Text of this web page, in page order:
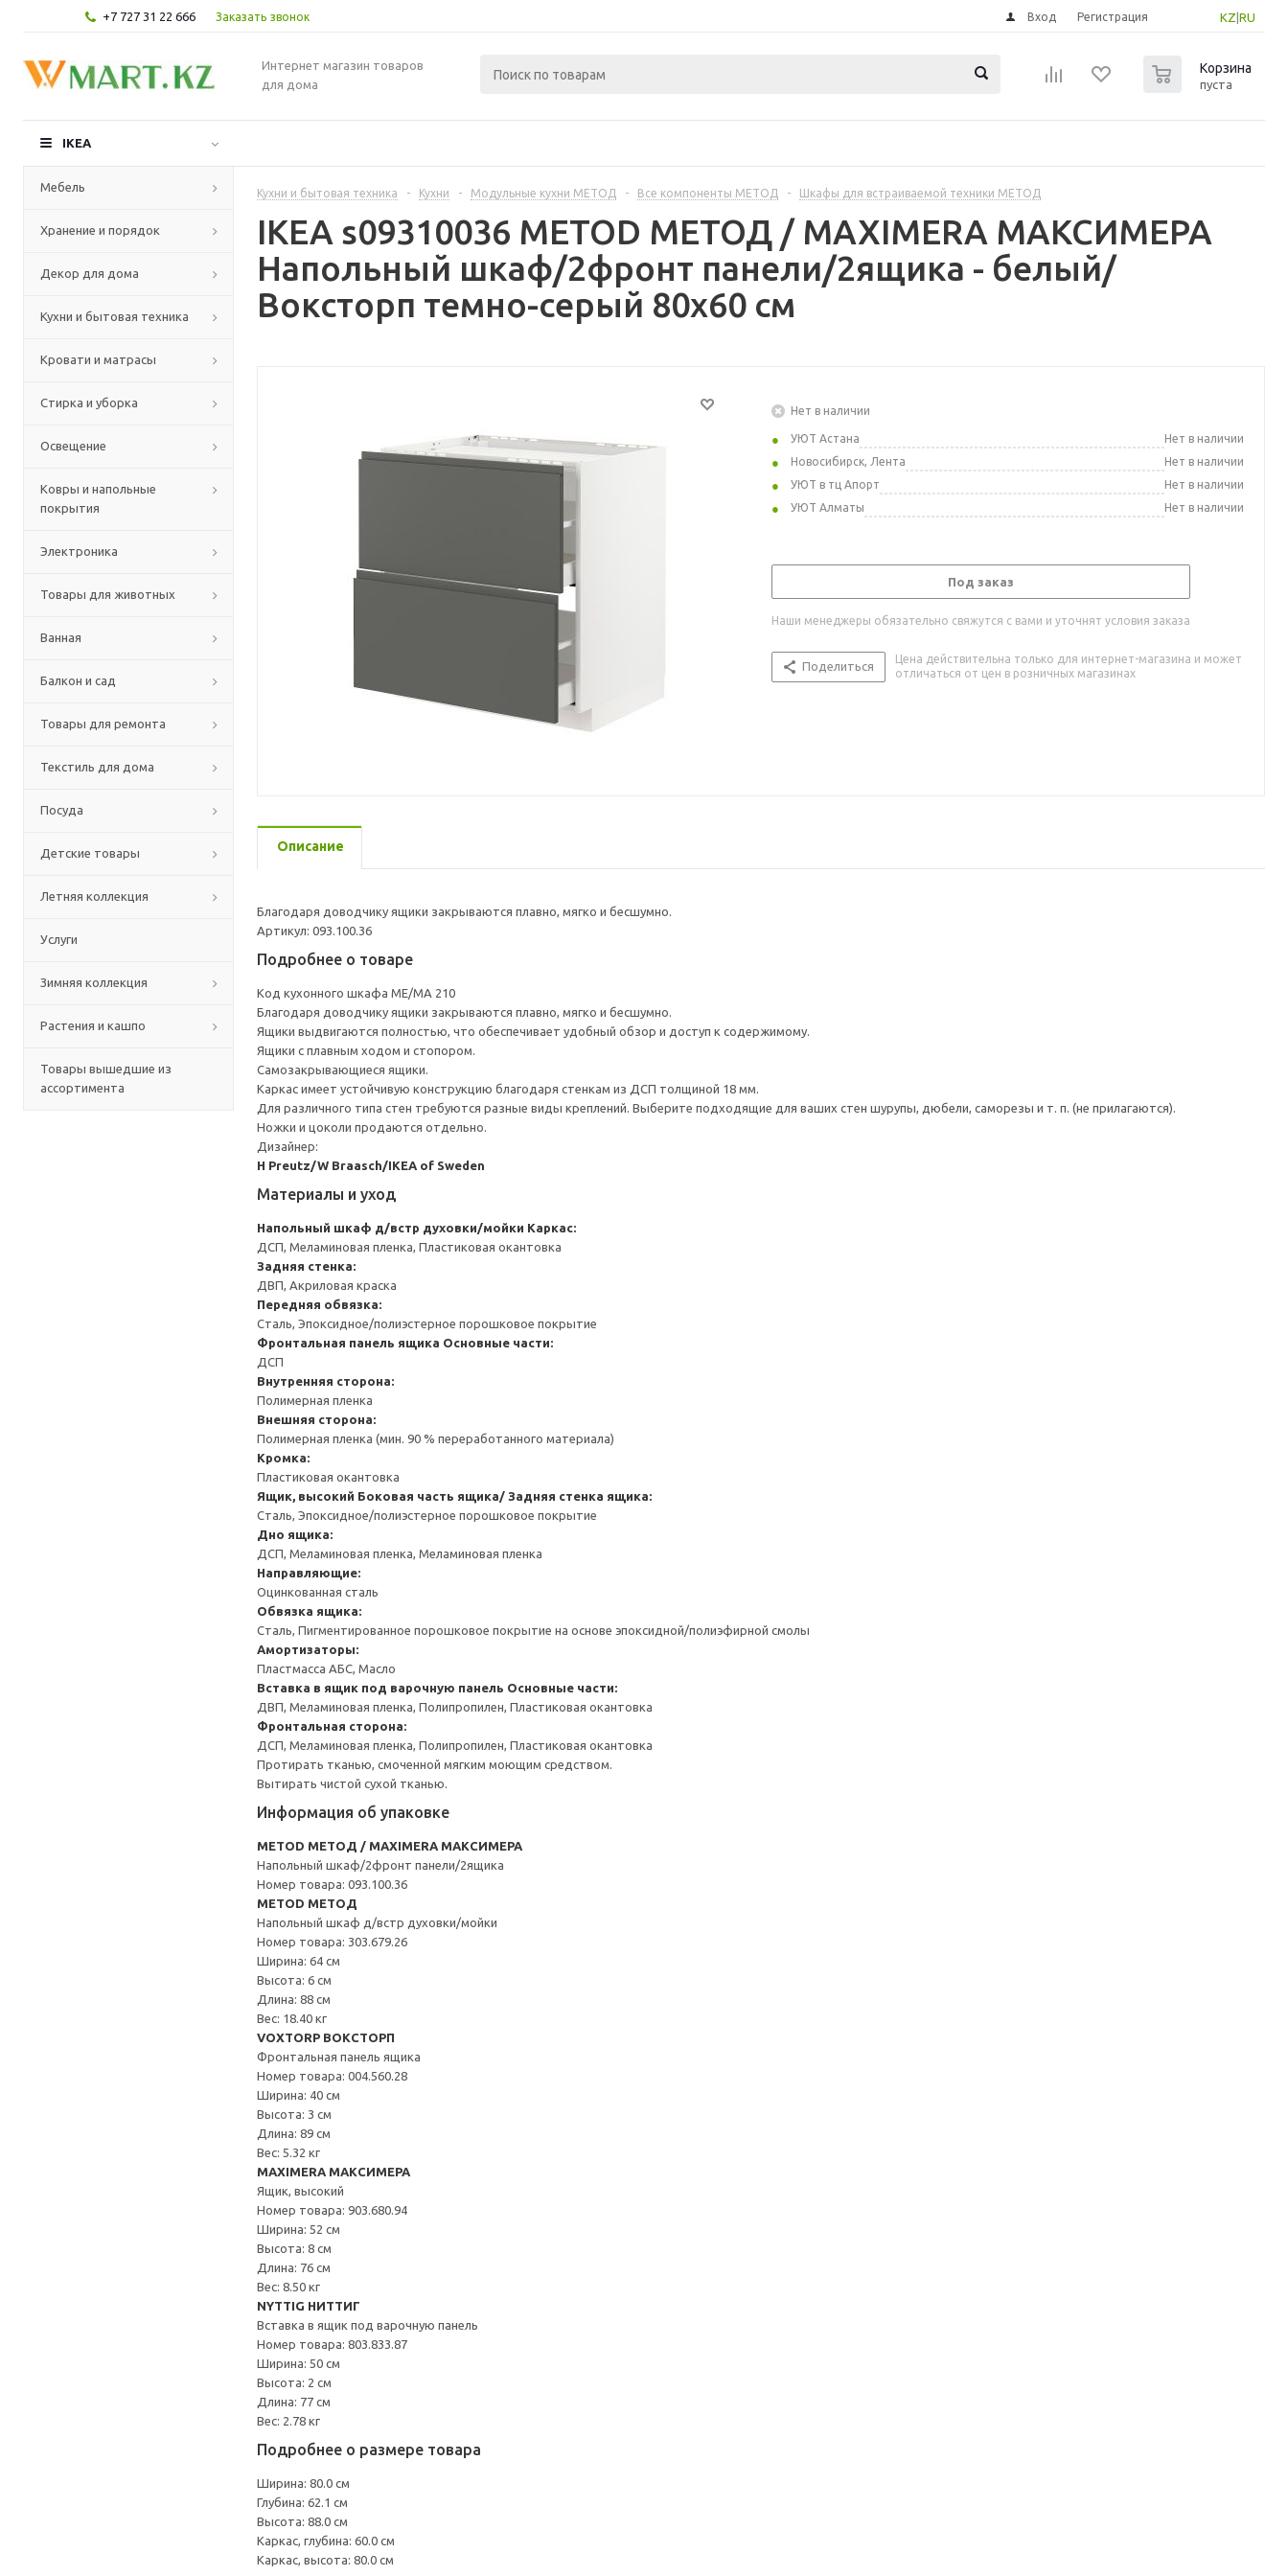
+7 727 31 22 666 Заказать звонок KZ RU
Вход Регистрация
Интернет магазин товаров
для дома
Корзина
пуста
IKEA
Мебель
Хранение и порядок
Декор для дома
Кухни и бытовая техника
Кровати и матрасы
Стирка и уборка
Освещение
Ковры и напольные
покрытия
Электроника
Товары для животных
Ванная
Балкон и сад
Товары для ремонта
Текстиль для дома
Посуда
Детские товары
Летняя коллекция
Услуги
Зимняя коллекция
Растения и кашпо
Товары вышедшие из
ассортимента
Кухни и бытовая техника - Кухни - Модульные кухни МЕТОД - Все компоненты МЕТОД - Шкафы для встраиваемой техники МЕТОД
IKEA s09310036 METOD МЕТОД / MAXIMERA МАКСИМЕРА
Напольный шкаф/2фронт панели/2ящика - белый/
Воксторп темно-серый 80x60 см
Нет в наличии
УЮТ Астана
Нет в наличии
Новосибирск, Лента
Нет в наличии
УЮТ в тц Апорт
Нет в наличии
УЮТ Алматы
Нет в наличии
Под заказ
Наши менеджеры обязательно свяжутся с вами и уточнят условия заказа
Поделиться
Цена действительна только для интернет-магазина и может
отличаться от цен в розничных магазинах
Описание
Благодаря доводчику ящики закрываются плавно, мягко и бесшумно.
Артикул: 093.100.36
Подробнее о товаре
Код кухонного шкафа ME/MA 210
Благодаря доводчику ящики закрываются плавно, мягко и бесшумно.
Ящики выдвигаются полностью, что обеспечивает удобный обзор и доступ к содержимому.
Ящики с плавным ходом и стопором.
Самозакрывающиеся ящики.
Каркас имеет устойчивую конструкцию благодаря стенкам из ДСП толщиной 18 мм.
Для различного типа стен требуются разные виды креплений. Выберите подходящие для ваших стен шурупы, дюбели, саморезы и т. п. (не прилагаются).
Ножки и цоколи продаются отдельно.
Дизайнер:
H Preutz/W Braasch/IKEA of Sweden
Материалы и уход
Напольный шкаф д/встр духовки/мойки Каркас:
ДСП, Меламиновая пленка, Пластиковая окантовка
Задняя стенка:
ДВП, Акриловая краска
Передняя обвязка:
Сталь, Эпоксидное/полиэстерное порошковое покрытие
Фронтальная панель ящика Основные части:
ДСП
Внутренняя сторона:
Полимерная пленка
Внешняя сторона:
Полимерная пленка (мин. 90 % переработанного материала)
Кромка:
Пластиковая окантовка
Ящик, высокий Боковая часть ящика/ Задняя стенка ящика:
Сталь, Эпоксидное/полиэстерное порошковое покрытие
Дно ящика:
ДСП, Меламиновая пленка, Меламиновая пленка
Направляющие:
Оцинкованная сталь
Обвязка ящика:
Сталь, Пигментированное порошковое покрытие на основе эпоксидной/полиэфирной смолы
Амортизаторы:
Пластмасса АБС, Масло
Вставка в ящик под варочную панель Основные части:
ДВП, Меламиновая пленка, Полипропилен, Пластиковая окантовка
Фронтальная сторона:
ДСП, Меламиновая пленка, Полипропилен, Пластиковая окантовка
Протирать тканью, смоченной мягким моющим средством.
Вытирать чистой сухой тканью.
Информация об упаковке
METOD МЕТОД / MAXIMERA МАКСИМЕРА
Напольный шкаф/2фронт панели/2ящика
Номер товара: 093.100.36
METOD МЕТОД
Напольный шкаф д/встр духовки/мойки
Номер товара: 303.679.26
Ширина: 64 см
Высота: 6 см
Длина: 88 см
Вес: 18.40 кг
VOXTORP ВОКСТОРП
Фронтальная панель ящика
Номер товара: 004.560.28
Ширина: 40 см
Высота: 3 см
Длина: 89 см
Вес: 5.32 кг
MAXIMERA МАКСИМЕРА
Ящик, высокий
Номер товара: 903.680.94
Ширина: 52 см
Высота: 8 см
Длина: 76 см
Вес: 8.50 кг
NYTTIG НИТТИГ
Вставка в ящик под варочную панель
Номер товара: 803.833.87
Ширина: 50 см
Высота: 2 см
Длина: 77 см
Вес: 2.78 кг
Подробнее о размере товара
Ширина: 80.0 см
Глубина: 62.1 см
Высота: 88.0 см
Каркас, глубина: 60.0 см
Каркас, высота: 80.0 см